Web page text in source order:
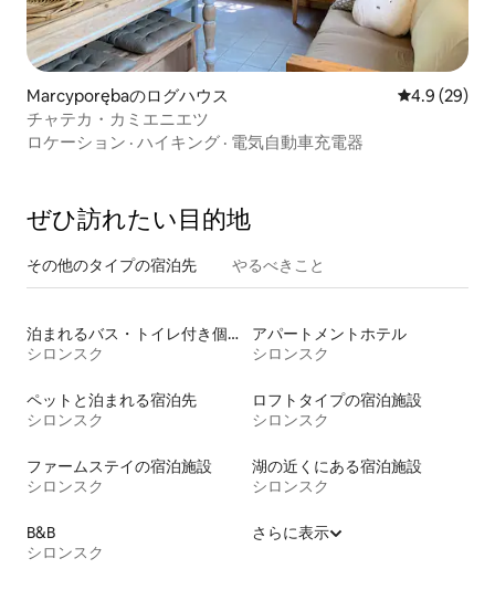
Marcyporębaのログハウス レビュー29
4.9 (29)
チャテカ・カミエニエツ
ロケーション · ハイキング · 電気自動車充電器
ぜひ訪⁠れ⁠た⁠い目⁠的⁠地
その他のタ⁠イ⁠プ⁠の宿⁠泊⁠先 やるべきこと
泊まれるバス・トイレ付き個室
シロンスク
アパートメントホテル
シロンスク
ペットと泊まれる宿泊先
シロンスク
ロフトタイプの宿泊施設
シロンスク
ファームステイの宿泊施設
シロンスク
湖の近くにある宿泊施設
シロンスク
B&B
シロンスク
さらに表示